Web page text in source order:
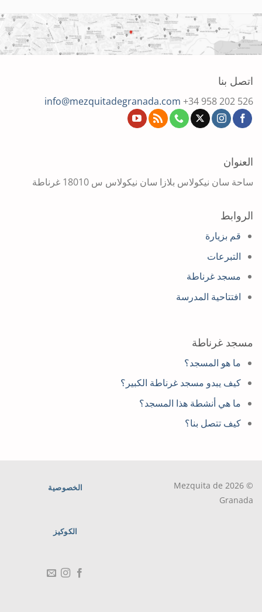
اتصل بنا
info@mezquitadegranada.com +34 958 202 526
العنوان
ساحة سان نيكولاس بلازا سان نيكولاس س 18010 غرناطة
الروابط
قم بزيارة
التبرعات
مسجد غرناطة
افتتاحية المدرسة
مسجد غرناطة
ما هو المسجد؟
كيف يبدو مسجد غرناطة الكبير؟
ما هي أنشطة هذا المسجد؟
كيف تتصل بنا؟
© 2026 Mezquita de
Granada
الخصوصية
الكوكيز